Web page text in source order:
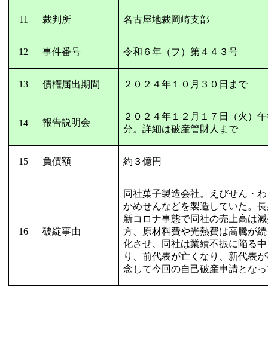
11 裁判所 名古屋地裁岡崎支部
12 事件番号 令和６年（フ） 第４４３号
13 債権届出期間 ２０２４年１０月３０日まで
14 報告説明会
２０２４年１２月１７日（火）
分。詳細は破産管財人まで
15 負債額 約３億円
16 破綻事由
同社菓子製造会社。えびせん・
かめせんなどを製造していた。
新コロナ事態で同社の売上高は
方、原材料費や光熱費は高騰が
化させ、同社は業績不振に陥る
り、前代表が亡くなり、新代表
念して今回の自己破産申請とな